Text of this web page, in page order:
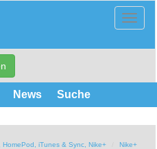
News Suche
iTunes & Sync, Nike+
Nike+